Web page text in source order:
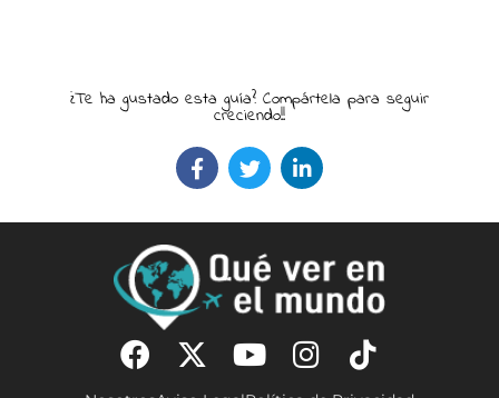
¿Te ha gustado esta guía? Compártela para seguir
creciendo!!